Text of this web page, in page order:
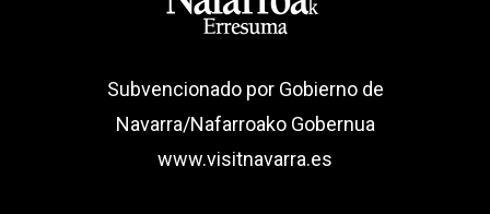
Subvencionado por Gobierno de
Navarra/Nafarroako Gobernua
www.visitnavarra.es